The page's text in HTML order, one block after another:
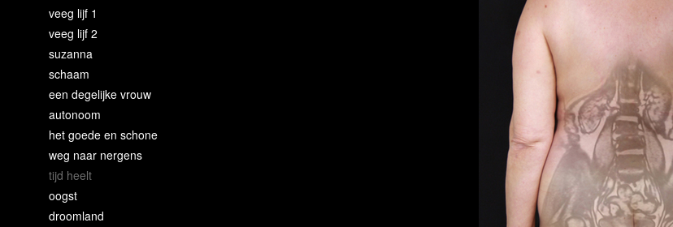
veeg lijf 1
veeg lijf 2
suzanna
schaam
een degelijke vrouw
autonoom
het goede en schone
weg naar nergens
tijd heelt
oogst
droomland